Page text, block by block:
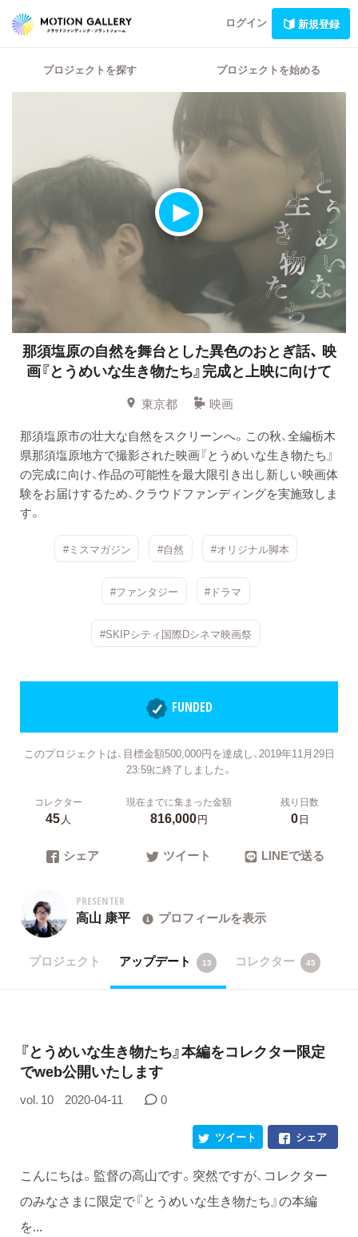
ログイン 新規登録
プロジェクトを探す プロジェクトを始める
那須塩原の自然を舞台とした異色のおとぎ話、 映
画『とうめいな生き物たち』完成と上映に向けて
東京都
映画
那須塩原市の壮大な自然をスクリーンへ。この秋、全編栃木
県那須塩原地方で撮影された映画『とうめいな生き物たち』
の完成に向け、作品の可能性を最大限引き出し新しい映画体
験をお届けするため、クラウドファンディングを実施致しま
す。
#ミスマガジン #自然 #オリジナル脚本
#ファンタジー #ドラマ
#SKIPシティ国際Dシネマ映画祭
FUNDED
このプロジェクトは、目標金額500,000円を達成し、2019年11月29日
23:59に終了しました。
コレクター
45人
現在までに集まった金額
816,000円
残り日数
0日
シェア ツイート LINEで送る
PRESENTER
高山 康平 プロフィールを表示
プロジェクト アップデート 13 コレクター 45
『とうめいな生き物たち』本編をコレクター限定
でweb公開いたします
vol. 10 2020-04-11 0
シェア
ツイート
こんにちは。監督の高山です。突然ですが、コレクター
のみなさまに限定で『とうめいな生き物たち』の本編
を...